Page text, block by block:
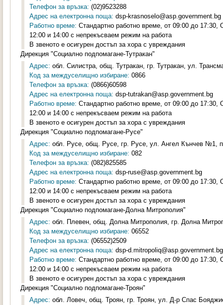
Телефон за връзка: (02)9523288
Адрес на електронна поща: dsp-krasnoselo@asp.government.bg
Работно време: Стандартно работно време, от 09:00 до
12:00 и 14:00 с непрекъсваем режим на работа
В звеното е осигурен достъп за хора с увреждания
Дирекция "Социално подпомагане-Тутракан"
Адрес: обл. Силистра, общ. Тутракан, гр. Тутракан, ул.
Код за междуселищно избиране: 0866
Телефон за връзка: (0866)60598
Адрес на електронна поща: dsp-tutrakan@asp.government.bg
Работно време: Стандартно работно време, от 09:00 до
12:00 и 14:00 с непрекъсваем режим на работа
В звеното е осигурен достъп за хора с увреждания
Дирекция "Социално подпомагане-Русе"
Адрес: обл. Русе, общ. Русе, гр. Русе, ул. Ангел Кънчев №1,
Код за междуселищно избиране: 082
Телефон за връзка: (082)825585
Адрес на електронна поща: dsp-ruse@asp.government.bg
Работно време: Стандартно работно време, от 09:00 до
12:00 и 14:00 с непрекъсваем режим на работа
В звеното е осигурен достъп за хора с увреждания
Дирекция "Социално подпомагане-Долна Митрополия"
Адрес: обл. Плевен, общ. Долна Митрополия, гр. Долна
Код за междуселищно избиране: 06552
Телефон за връзка: (06552)2509
Адрес на електронна поща: dsp-d.mitropoliq@asp.government.bg
Работно време: Стандартно работно време, от 09:00 до
12:00 и 14:00 с непрекъсваем режим на работа
В звеното е осигурен достъп за хора с увреждания
Дирекция "Социално подпомагане-Троян"
Адрес: обл. Ловеч, общ. Троян, гр. Троян, ул. Д-р Спас